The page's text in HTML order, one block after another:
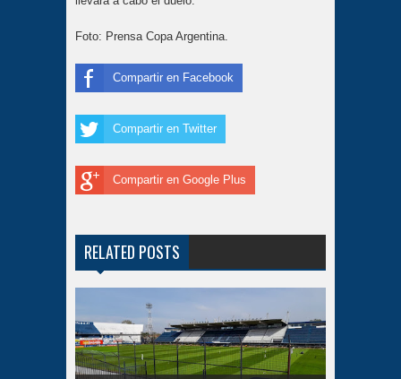
Foto: Prensa Copa Argentina.
Compartir en Facebook
Compartir en Twitter
Compartir en Google Plus
RELATED POSTS